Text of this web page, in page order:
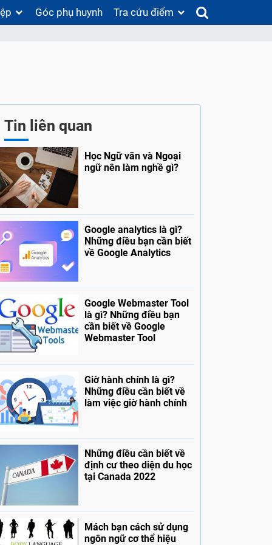
Góc phụ huynh Tra cứu điểm
Tin liên quan
Học Ngữ văn và Ngoại
ngữ nên làm nghề gì?
Google analytics là gì?
Những điều bạn cần biết
về Google Analytics
Google Webmaster Tool
là gì? Những điều bạn
cần biết về Google
Webmaster Tool
Giờ hành chính là gì?
Những điều cần biết về
làm việc giờ hành chính
Những điều cần biết về
định cư theo diện du học
tại Canada 2022
Mách bạn cách sử dụng
ngôn ngữ cơ thể hiệu